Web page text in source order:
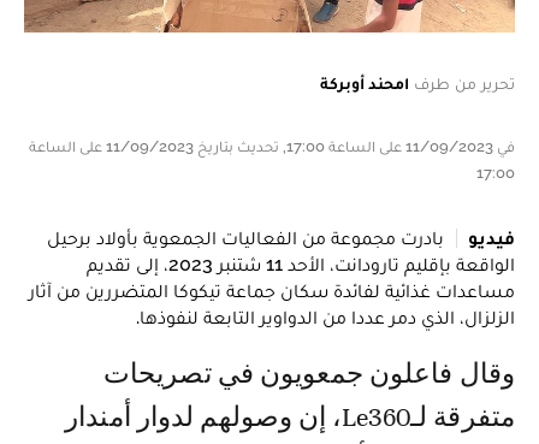
تحرير من طرف امحند أوبركة
في 11/09/2023 على الساعة 17:00, تحديث بتاريخ 11/09/2023 على الساعة
17:00
فيديو
بادرت مجموعة من الفعاليات الجمعوية بأولاد برحيل
الواقعة بإقليم تارودانت، الأحد 11 شتنبر 2023، إلى تقديم
مساعدات غذائية لفائدة سكان جماعة تيكوكا المتضررين من آثار
الزلزال، الذي دمر عددا من الدواوير التابعة لنفوذها.
وقال فاعلون جمعويون في تصريحات
متفرقة لـLe360، إن وصولهم لدوار أمندار